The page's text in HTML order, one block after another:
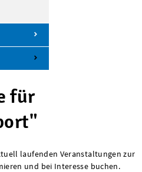
für
laufenden Veranstaltungen zur
und bei Interesse buchen.